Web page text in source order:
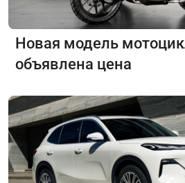
Новая модель
объявлена цена